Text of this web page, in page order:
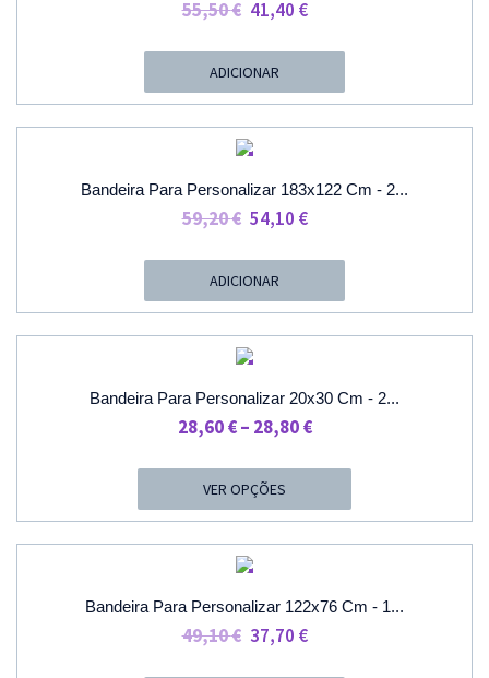
55,50€ O
Original
Era:
55,50 €.
41,40 €O
É:
41,40 €.
ADICIONAR
Bandeira Para Personalizar 183x122 Cm - 2...
59,20€ O
Original
Era:
59,20 €.
54,10 €O
É:
54,10 €.
ADICIONAR
Bandeira Para Personalizar 20x30 Cm - 2...
28,60€ – 28,80€Price
Through
28,80 €
VER OPÇÕES
Bandeira Para Personalizar 122x76 Cm - 1...
49,10€ O
37,70 €O